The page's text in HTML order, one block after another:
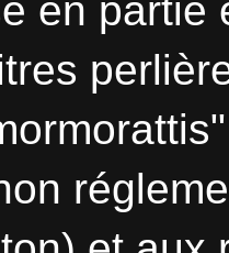
en partie